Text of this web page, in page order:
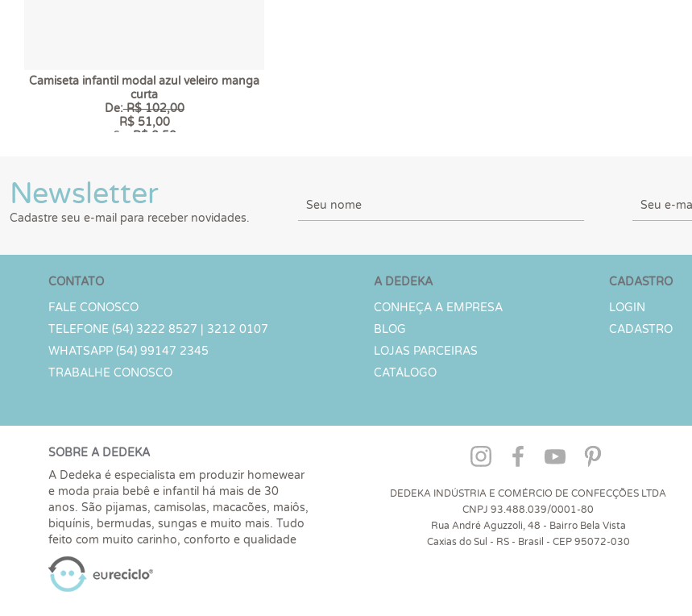
Camiseta infantil modal azul veleiro manga
curta
De:R$ 102,00
R$ 51,00
6 x R$ 8,50
Newsletter
Cadastre seu e-mail para receber novidades.
CONTATO
FALE CONOSCO
TELEFONE (54) 3222 8527 | 3212 0107
WHATSAPP (54) 99147 2345
TRABALHE CONOSCO
A DEDEKA
CONHEÇA A EMPRESA
BLOG
LOJAS PARCEIRAS
CATÁLOGO
CADASTRO
LOGIN
CADASTRO
SOBRE A DEDEKA
A Dedeka é especialista em produzir homewear
e moda praia bebê e infantil há mais de 30
anos. São pijamas, camisolas, macacões, maiôs,
biquínis, bermudas, sungas e muito mais. Tudo
feito com muito carinho, conforto e qualidade
DEDEKA INDÚSTRIA E COMÉRCIO DE CONFECÇÕES LTDA
CNPJ 93.488.039/0001-80
Rua André Aguzzoli, 48 - Bairro Bela Vista
Caxias do Sul - RS - Brasil - CEP 95072-030